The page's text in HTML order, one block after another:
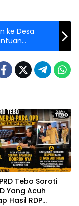
ke Desa
Tebo Soroti
Yang Acuh
Hasil RDP